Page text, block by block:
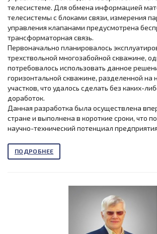
телесистеме. Для обмена информацией
телесистемы с блоками связи, измерения
управления клапанами предусмотрена
трансформаторная связь.
Первоначально планировалось
трехствольной многозабойной скважине,
потребовалось использовать данное
горизонтальной скважине, разделенной на
участков, что удалось сделать без каких-
доработок.
Данная разработка была осуществлена
стране и выполнена в короткие сроки, что
научно-технический потенциал
ПОДРОБНЕЕ